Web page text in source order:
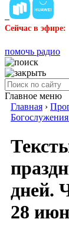
Сейчас в эфире:
помочь радио
Главное меню
Главная ›
Богослужения
дней.
28